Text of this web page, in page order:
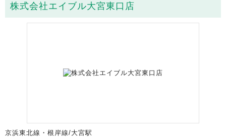
株式会社エイブル大宮東口店
京浜東北線・根岸線/大宮駅